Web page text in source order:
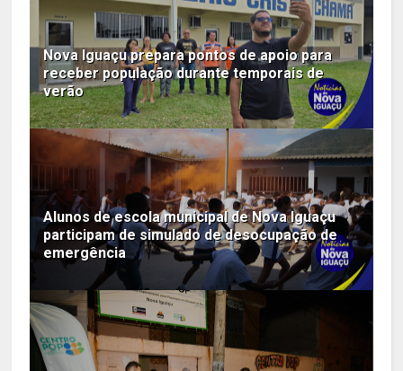
Nova Iguaçu prepara pontos de apoio para
receber população durante temporais de
verão
Alunos de escola municipal de Nova Iguaçu
participam de simulado de desocupação de
emergência